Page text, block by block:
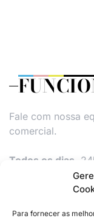
Para fornecer as
Fale com nossa
comercial.
Todos os dias,